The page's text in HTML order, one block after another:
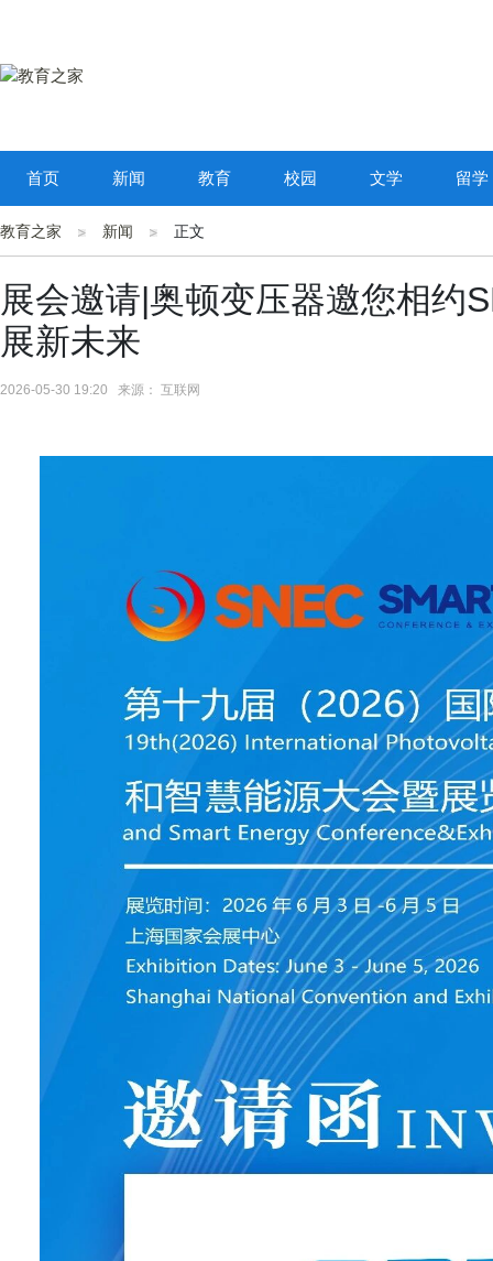
首页 新闻 教育 校园 文学 留学
教育之家 新闻 正文
展会邀请|奥顿变压器邀您相约
展新未来
2026-05-30 19:20 来源： 互联网